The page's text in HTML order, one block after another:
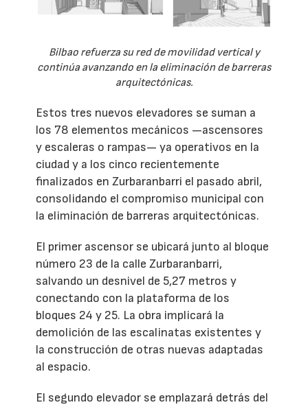
Bilbao refuerza su red de movilidad vertical y
continúa avanzando en la eliminación de barreras
arquitectónicas.
Estos tres nuevos elevadores se suman a
los 78 elementos mecánicos —ascensores
y escaleras o rampas— ya operativos en la
ciudad y a los cinco recientemente
finalizados en Zurbaranbarri el pasado abril,
consolidando el compromiso municipal con
la eliminación de barreras arquitectónicas.
El primer ascensor se ubicará junto al bloque
número 23 de la calle Zurbaranbarri,
salvando un desnivel de 5,27 metros y
conectando con la plataforma de los
bloques 24 y 25. La obra implicará la
demolición de las escalinatas existentes y
la construcción de otras nuevas adaptadas
al espacio.
El segundo elevador se emplazará detrás del